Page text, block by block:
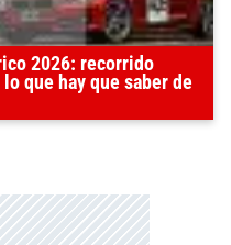
2026: recorrido
que hay que saber de